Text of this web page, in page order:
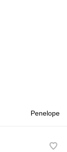
Penelope